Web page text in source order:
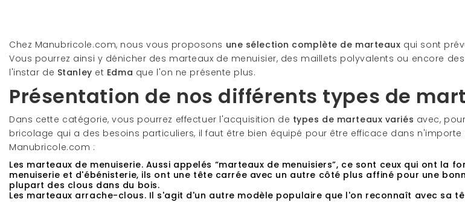
Chez Manubricole.com, nous vous proposons une sélection complète de marteaux qui sont
Vous pourrez ainsi y dénicher des marteaux de menuisier, des maillets polyvalents ou encore
l'instar de Stanley et Edma que l'on ne présente plus.
Présentation de nos différents types de
Dans cette catégorie, vous pourrez effectuer l'acquisition de types de marteaux variés avec,
bricolage qui a des besoins particuliers, il faut être bien équipé pour être efficace dans
Manubricole.com :
Les marteaux de menuiserie. Aussi appelés “marteaux de menuisiers”, ce sont ceux qui ont la
menuiserie et d'ébénisterie, ils ont une tête carrée avec un autre côté plus affiné pour une
plupart des clous dans du bois.
Les marteaux arrache-clous. Il s'agit d'un autre modèle populaire que l'on reconnaît avec sa